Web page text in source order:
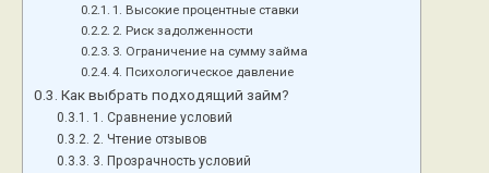
1. Высокие процентные ставки
2. Риск задолженности
3. Ограничение на сумму займа
4. Психологическое давление
Как выбрать подходящий займ?
1. Сравнение условий
2. Чтение отзывов
3. Прозрачность условий